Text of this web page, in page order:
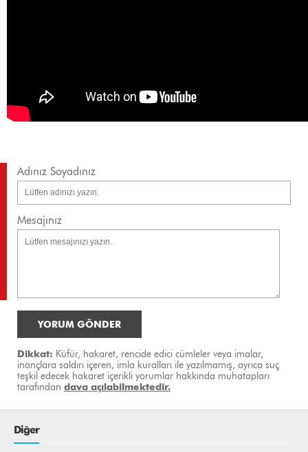
Adınız Soyadınız
Mesajınız
YORUM GÖNDER
Dikkat: Küfür, hakaret, rencide edici cümleler veya imalar,
inançlara saldırı içeren, imla kuralları ile yazılmamış, ayrıca suç
teşkil edecek hakaret içerikli yorumlar hakkında muhatapları
tarafından dava açılabilmektedir.
Diğer